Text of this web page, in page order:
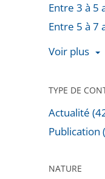
Entre 3 à 5
Entre 5 à 7
Voir plus
TYPE DE
Actualité
Publication
NATURE